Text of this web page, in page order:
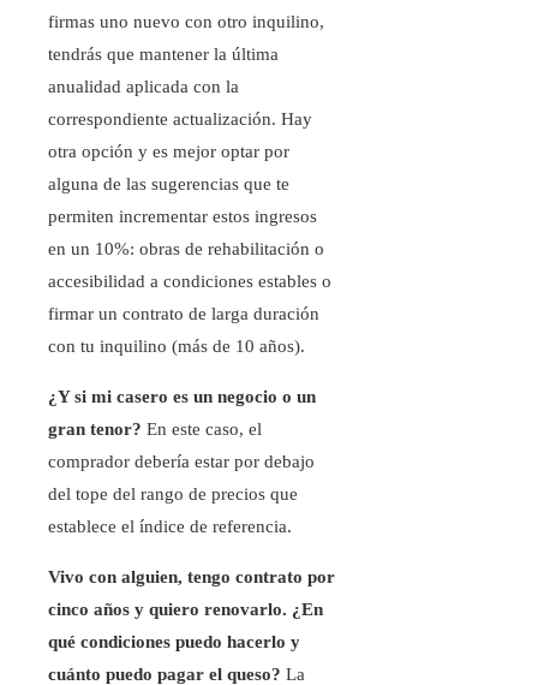
firmas uno nuevo con otro inquilino,
tendrás que mantener la última
anualidad aplicada con la
correspondiente actualización. Hay
otra opción y es mejor optar por
alguna de las sugerencias que te
permiten incrementar estos ingresos
en un 10%: obras de rehabilitación o
accesibilidad a condiciones estables o
firmar un contrato de larga duración
con tu inquilino (más de 10 años).
¿Y si mi casero es un negocio o un
gran tenor? En este caso, el
comprador debería estar por debajo
del tope del rango de precios que
establece el índice de referencia.
Vivo con alguien, tengo contrato por
cinco años y quiero renovarlo. ¿En
qué condiciones puedo hacerlo y
cuánto puedo pagar el queso? La